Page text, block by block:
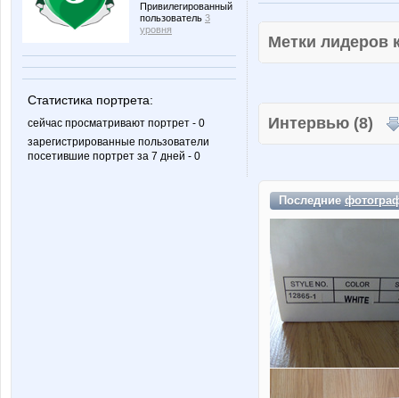
Привилегированный
пользователь 3
уровня
Статистика портрета:
сейчас просматривают портрет - 0
зарегистрированные пользователи
посетившие портрет за 7 дней - 0
Метки
Интервью (8)
Последние